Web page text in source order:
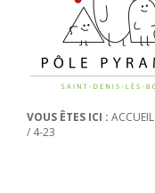
VOUS ÊTES ICI : ACCUEIL
/ 4-23